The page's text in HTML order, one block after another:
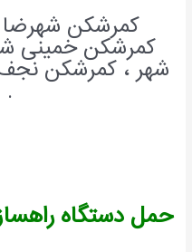
کمرشکن شهرضا
کمرشکن خمینی
شهر ، کمرشکن نجف
.
حمل دستگاه